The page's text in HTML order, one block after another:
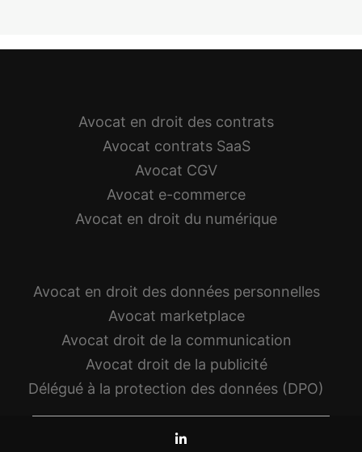
Avocat en droit des contrats
Avocat contrats SaaS
Avocat CGV
Avocat e-commerce
Avocat en droit du numérique
Avocat en droit des données personnelles
Avocat marketplace
Avocat droit de la communication
Avocat droit de la publicité
Délégué à la protection des données (DPO)